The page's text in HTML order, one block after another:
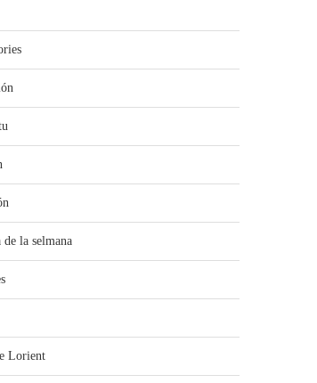
programa
al...
la selmana
Lorient